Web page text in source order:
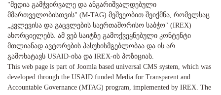
"მედია გამჭვირვალე და ანგარიშვალდებული
მმართველობისთვის" (M-TAG) მეშვეობით შეიქმნა, რომელსაც
„კვლევისა და გაცვლების საერთაშორისო საბჭო" (IREX)
ახორციელებს. ამ ვებ საიტზე გამოქვეყნებული კონტენტი
მთლიანად ავტორების პასუხისმგებლობაა და ის არ
გამოხატავს USAID-ისა და IREX-ის პოზიციას.
This web page is part of Joomla based universal CMS system, which was
developed through the USAID funded Media for Transparent and
Accountable Governance (MTAG) program, implemented by IREX. The